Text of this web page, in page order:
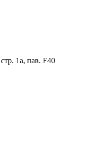
1а, пав. F40